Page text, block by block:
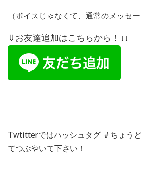
（ボイスじゃなくて、通常のメッセ
⇓お友達追加はこちらから！↓↓
Twtitterではハッシュタグ ＃ちょう
てつぶやいて下さい！